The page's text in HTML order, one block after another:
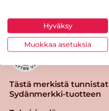
Tästä merkistä tunnistat
Sydänmerkki-tuotteen
Hyväksy
Muokkaa asetuksia